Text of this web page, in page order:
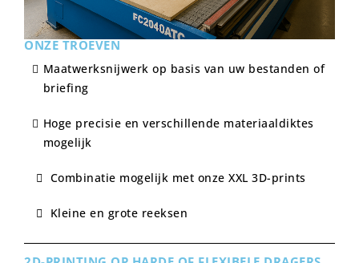
ONZE TROEVEN
Maatwerk­s­nijwerk op basis van uw bestanden of
briefing
Hoge precisie en verschillende materiaaldiktes
mogelijk
Combinatie mogelijk met onze XXL 3D-prints
Kleine en grote reeksen